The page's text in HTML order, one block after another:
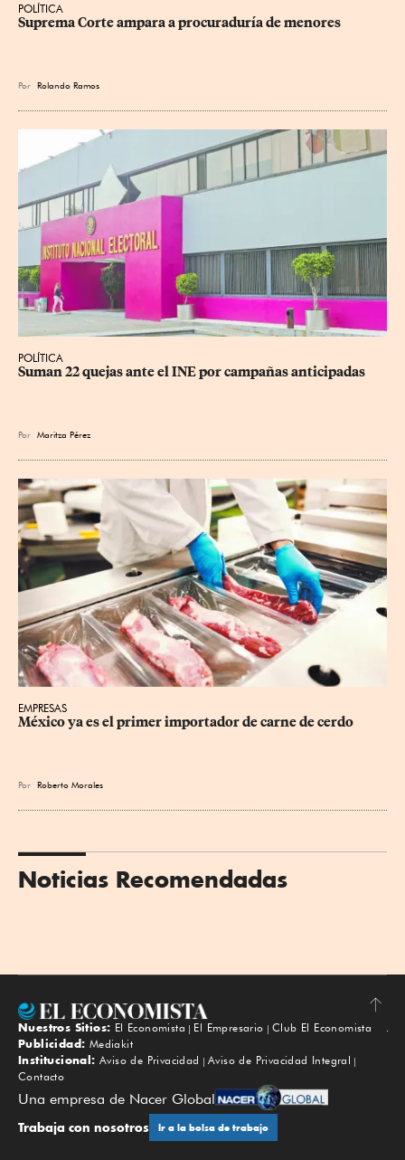
POLÍTICA
Suprema Corte ampara a procuraduría de menores
Por Rolando Ramos
POLÍTICA
Suman 22 quejas ante el INE por campañas anticipadas
Por Maritza Pérez
EMPRESAS
México ya es el primer importador de carne de cerdo
Por Roberto Morales
Noticias Recomendadas
Subir
Nuestros Sitios: El Economista El Empresario
Club El Economista
Publicidad: Mediakit
Institucional: Aviso de Privacidad
Aviso de Privacidad Integral
Contacto
Una empresa de Nacer Global
Trabaja con nosotros Ir a la bolsa de trabajo